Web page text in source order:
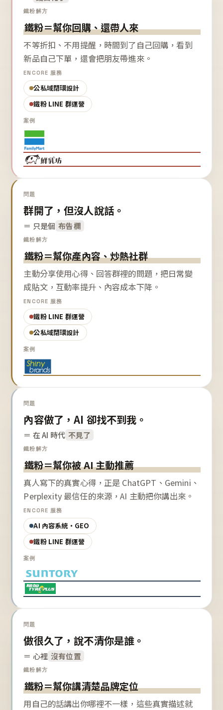
鐵粉解方
鐵粉＝幫你回購、還帶人來
不等折扣、不用提醒，時間到了自己回購，看到
新品自己下單，還會把朋友帶進來。
ENCORE 服務
公私域閉環設計
鐵粉 LINE 群運營
案例
問題
群開了，但沒人說話。
＝ 只是個 布告欄
鐵粉解方
鐵粉＝幫你產內容、炒熱社群
主動分享使用心得、回答群裡的問題，把日常變
成貼文，互動率提升、內容成本下降。
ENCORE 服務
鐵粉 LINE 群運營
公私域閉環設計
案例
問題
內容做了，AI 卻找不到我。
＝ 在 AI 時代 不見了
鐵粉解方
鐵粉＝幫你被 AI 主動推薦
真人寫下的真實心得，正是 ChatGPT、Gemini、
Perplexity 最信任的來源，AI 主動把你講出來。
ENCORE 服務
AI 內容系統・GEO
鐵粉 LINE 群運營
案例
問題
做很久了，說不清你是誰。
＝ 心裡 沒有位置
鐵粉解方
鐵粉＝幫你講清楚品牌定位
用自己的話講出你哪裡不一樣，這些真實描述就